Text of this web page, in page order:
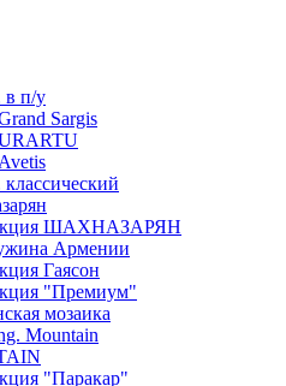
п/у
Sargis
Avetis
ШАХНАЗАРЯН
Армении
Гаясон
"Премиум"
мозаика
Mountain
"Паракар"